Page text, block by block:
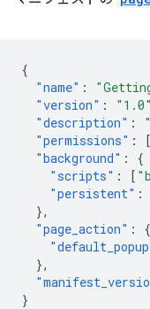
{
"name" :
"version" : "1.0"
"description" :
"permissions" : [
"background" :
{
"scripts" : [
"persistent" :
},
"page_action" :
{
},
}